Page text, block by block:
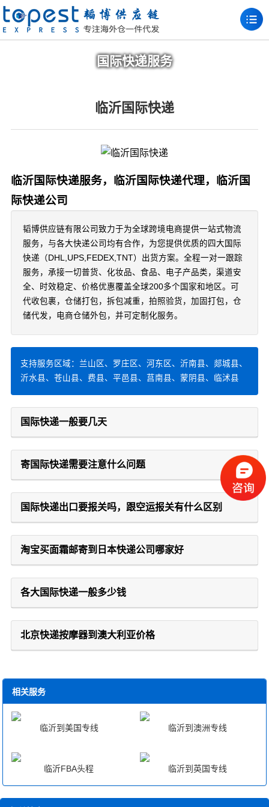
国际快递服务
临沂国际快递
临沂国际快递服务，临沂国际快递代理，临沂国
际快递公司
韬博供应链有限公司致力于为全球跨境电商提供一站式物流
服务，与各大快递公司均有合作，为您提供优质的四大国际
快递（DHL,UPS,FEDEX,TNT）出货方案。全程一对一跟踪
服务，承接一切普货、化妆品、食品、电子产品类，渠道安
全、时效稳定、价格优惠覆盖全球200多个国家和地区。可
代收包裹，仓储打包，拆包减重，拍照验货，加固打包，仓
储代发，电商仓储外包，并可定制化服务。
支持服务区域：兰山区、罗庄区、河东区、沂南县、郯城县、
沂水县、苍山县、费县、平邑县、莒南县、蒙阴县、临沭县
国际快递一般要几天
寄国际快递需要注意什么问题
国际快递出口要报关吗，跟空运报关有什么区别
淘宝买面霜邮寄到日本快递公司哪家好
各大国际快递一般多少钱
北京快递按摩器到澳大利亚价格
相关服务
临沂到美国专线 临沂到澳洲专线
临沂FBA头程 临沂到英国专线